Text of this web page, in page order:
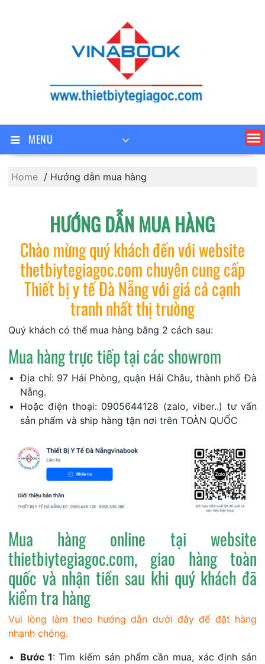
MENU
Home Hướng dẫn mua hàng
HƯỚNG DẪN MUA HÀNG
Chào mừng quý khách đến với website
thetbiytegiagoc.com chuyên cung cấp
Thiết bị y tế Đà Nẵng với giá cả cạnh
tranh nhất thị trường
Quý khách có thể mua hàng bằng 2 cách sau:
Mua hàng trực tiếp tại các showrom
Địa chỉ: 97 Hải Phòng, quận Hải Châu, thành phố Đà
Nẵng.
Hoặc điện thoại: 0905644128 (zalo, viber..) tư vấn
sản phẩm và ship hàng tận nơi trên TOÀN QUỐC
Mua hàng online tại website
thietbiytegiagoc.com, giao hàng toàn
quốc và nhận tiền sau khi quý khách đã
kiểm tra hàng
Vui lòng làm theo hướng dẫn dưới đây để đặt hàng
nhanh chóng.
Bước 1: Tìm kiếm sản phẩm cần mua, xác định sản